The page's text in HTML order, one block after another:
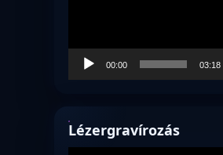
00:00 03:18
Lézergravírozás